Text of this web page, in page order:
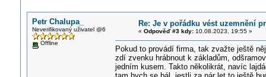
Petr Chalupa_
Neverifikovaný uživatel @6
Offline
Re: Je v pořádku vést uzemnění
« Odpověď #3 kdy:10.08.2023, 19:55 »
Pokud to provádí firma, tak zvažte ještě
zdí zvenku hrábnout k základům,
jedním kusem. Takto několikrát, navíc